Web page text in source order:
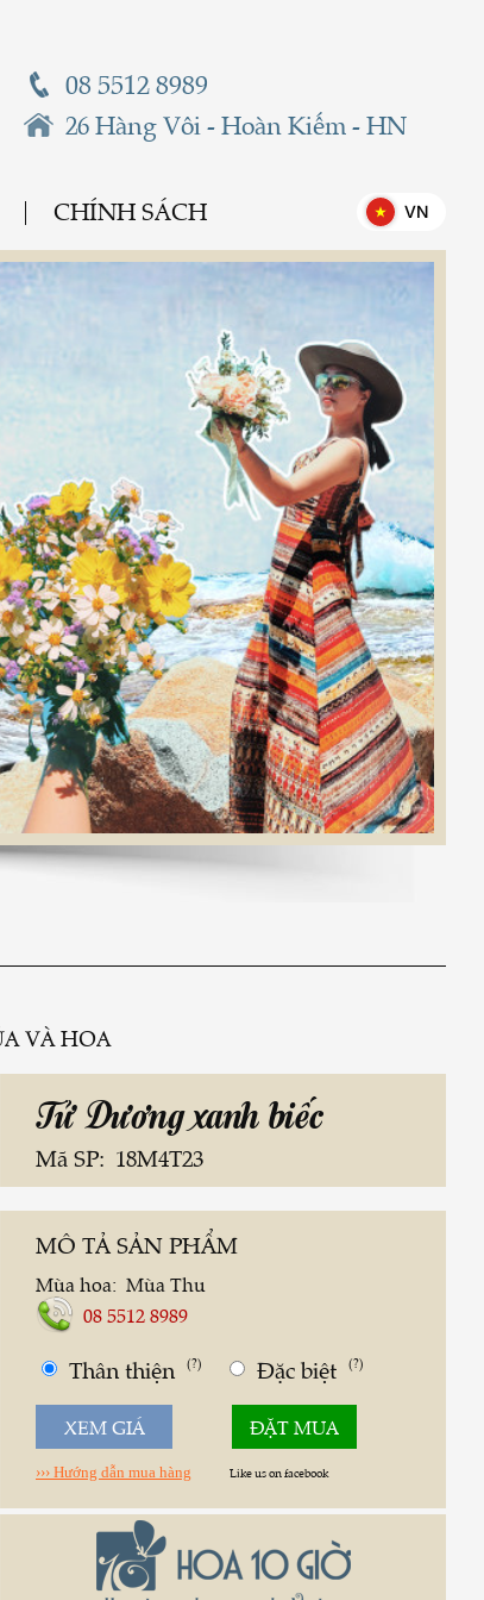
08 5512 8989
26 Hàng Vôi - Hoàn Kiếm - HN
VN
CHÍNH SÁCH
Tử Dương xanh biếc
Mã SP:18M4T23
MÔ TẢ SẢN PHẨM
Mùa hoa:Mùa Thu
08 5512 8989
Thân thiện
››› Hướng dẫn mua hàng Like us on facebook